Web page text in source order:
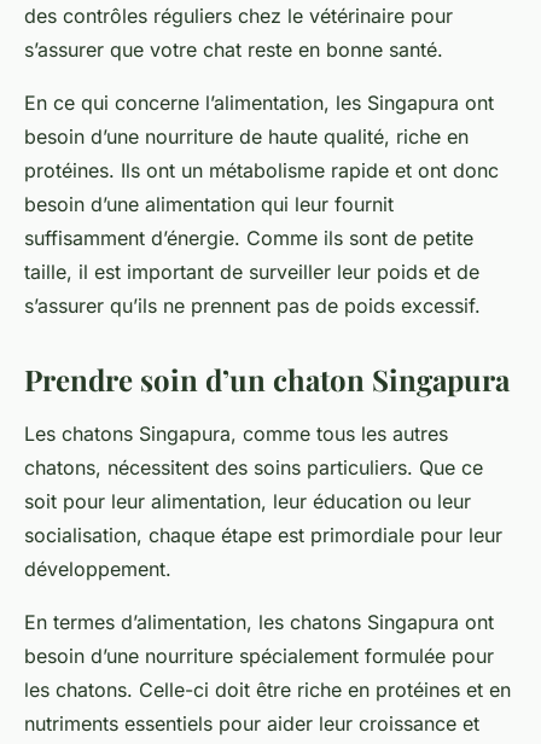
des contrôles réguliers chez le vétérinaire pour
s’assurer que votre chat reste en bonne santé.
En ce qui concerne l’alimentation, les Singapura ont
besoin d’une nourriture de haute qualité, riche en
protéines. Ils ont un métabolisme rapide et ont donc
besoin d’une alimentation qui leur fournit
suffisamment d’énergie. Comme ils sont de petite
taille, il est important de surveiller leur poids et de
s’assurer qu’ils ne prennent pas de poids excessif.
Prendre soin d’un chaton Singapura
Les chatons Singapura, comme tous les autres
chatons, nécessitent des soins particuliers. Que ce
soit pour leur alimentation, leur éducation ou leur
socialisation, chaque étape est primordiale pour leur
développement.
En termes d’alimentation, les chatons Singapura ont
besoin d’une nourriture spécialement formulée pour
les chatons. Celle-ci doit être riche en protéines et en
nutriments essentiels pour aider leur croissance et